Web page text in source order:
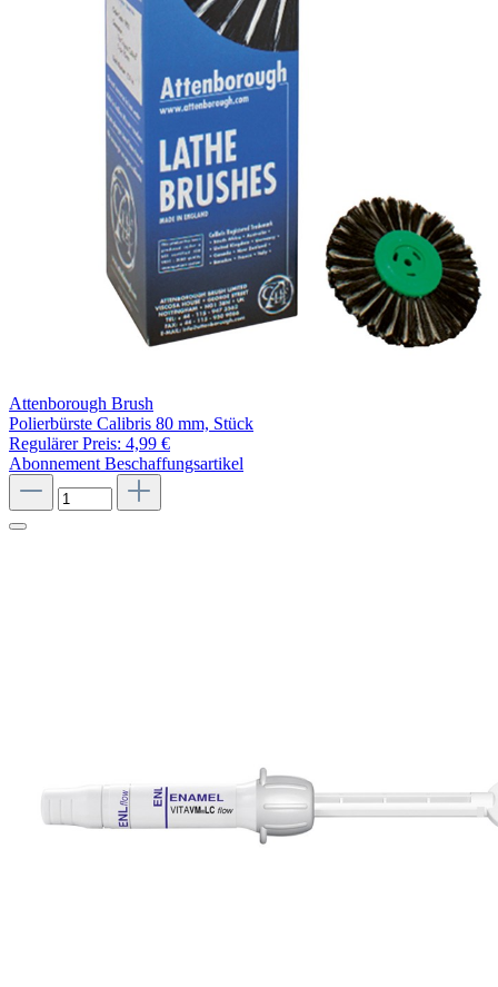
Attenborough Brush
Polierbürste Calibris 80 mm, Stück
Regulärer Preis: 4,99 €
Abonnement Beschaffungsartikel